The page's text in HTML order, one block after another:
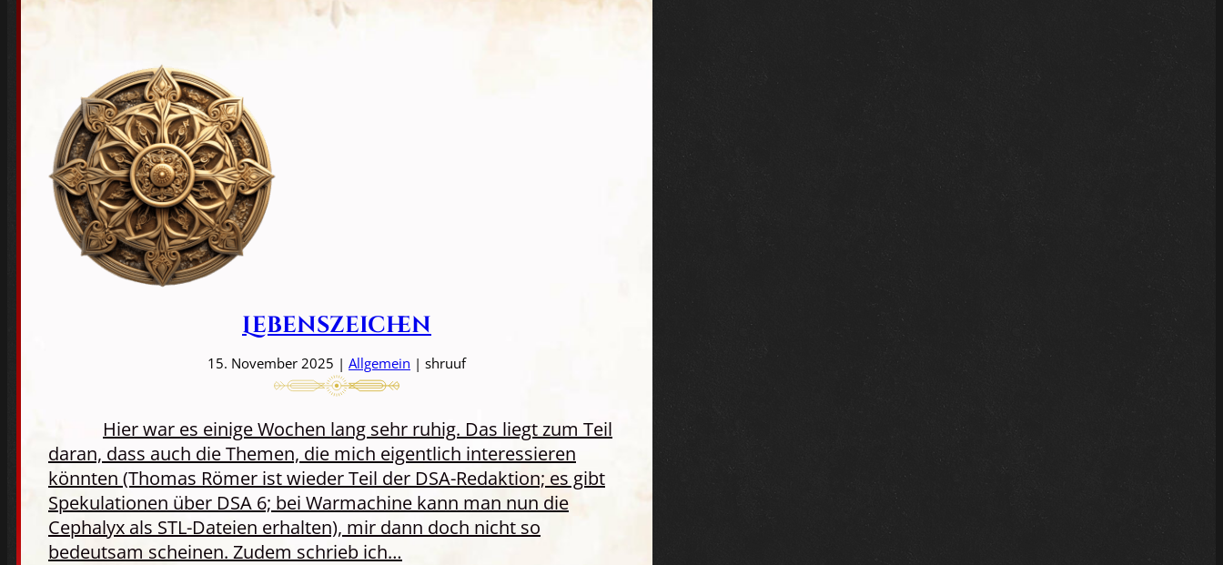
Lebenszeichen
15. November 2025 | Allgemein | shruuf
Hier war es einige Wochen lang sehr ruhig. Das liegt zum Teil
daran, dass auch die Themen, die mich eigentlich interessieren
könnten (Thomas Römer ist wieder Teil der DSA-Redaktion; es gibt
Spekulationen über DSA 6; bei Warmachine kann man nun die
Cephalyx als STL-Dateien erhalten), mir dann doch nicht so
bedeutsam scheinen. Zudem schrieb ich…